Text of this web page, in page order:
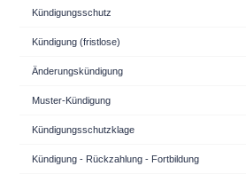
Kündigungsschutz
Kündigung (fristlose)
Änderungskündigung
Muster-Kündigung
Kündigungsschutzklage
Kündigung - Rückzahlung - Fortbildung